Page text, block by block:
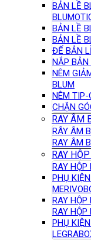
BẢN LỀ
BẢN LỀ
BẢN LỀ
ĐẾ BẢN
NẮP BẢN
NÊM
BLUM
NÊM TIP-
CHẶN
RAY ÂM
RÂY ÂM
RAY ÂM
RAY
RAY HỘP
PHỤ
RAY HỘP
RAY HỘP
PHỤ